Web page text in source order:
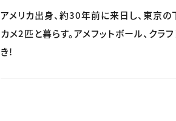
アメリカ出身、約30年前に来日し、東京の
カメ2匹と暮らす。アメフットボール、ク
き!